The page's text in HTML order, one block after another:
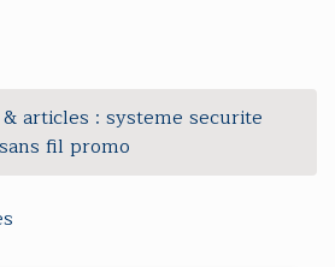
articles : systeme securite
fil promo